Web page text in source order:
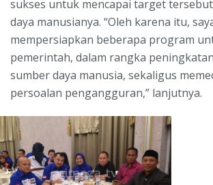
sukses untuk mencapai target
daya manusianya. “Oleh karena itu,
mempersiapkan beberapa program
pemerintah, dalam rangka
sumber daya manusia, sekaligus
persoalan pengangguran,” lanjutnya.